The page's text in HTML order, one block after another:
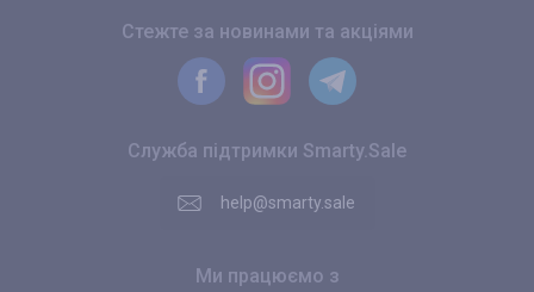
Стежте за новинами та акціями
Служба підтримки Smarty.Sale
help@smarty.sale
Ми працюємо з